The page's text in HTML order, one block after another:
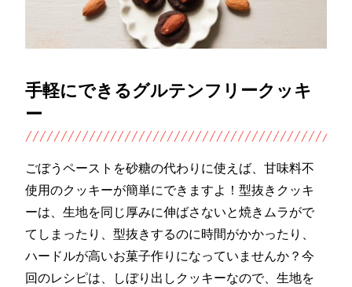
手軽にできるグルテンフリークッキ
ー
ごぼうペーストを砂糖の代わりに使えば、甘味料不
使用のクッキーが簡単にできますよ！型抜きクッキ
ーは、生地を同じ厚みに伸ばさないと焼きムラがで
てしまったり、型抜きするのに時間がかかったり、
ハードルが高いお菓子作りになっていませんか？今
回のレシピは、しぼり出しクッキーなので、生地を